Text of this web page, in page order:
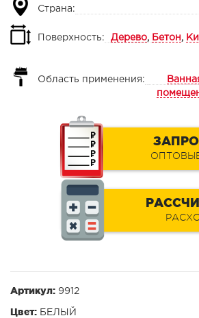
Страна:
Поверхность: Дерево, Бетон ,
Область применения:
Артикул: 9912
Цвет: БЕЛЫЙ